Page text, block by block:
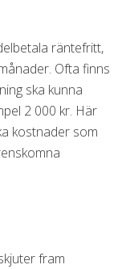
räntefritt,
Ofta finns
ska kunna
2 000 kr. Här
kostnader som
fram